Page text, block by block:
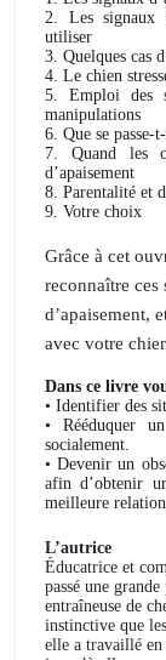
2. Les signaux
utiliser
3. Quelques cas
4. Le chien
5. Emploi des
manipulations
6. Que se passe-
7. Quand les
d’apaisement
8. Parentalité et
9. Votre choix
Grâce à cet
reconnaître
d’apaisement,
avec votre
Dans ce livre
• Identifier des
• Rééduquer
socialement.
• Devenir un
afin d’obtenir
meilleure
L’autrice
Éducatrice et
passé une
entraîneuse de
instinctive que
elle a travaillé en